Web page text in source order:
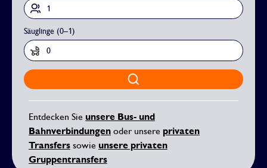
Säuglinge (0–1)
Entdecken Sie unsere Bus- und
Bahnverbindungen oder unsere privaten
Transfers sowie unsere privaten
Gruppentransfers